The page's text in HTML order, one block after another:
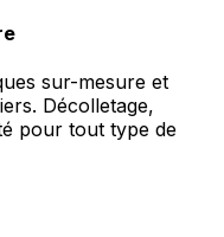
sur-mesure et
Décolletage,
pour tout type de